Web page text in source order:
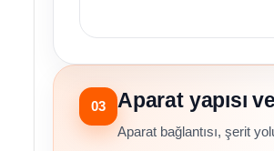
03 Aparat yapısı
Aparat bağlantısı, şerit